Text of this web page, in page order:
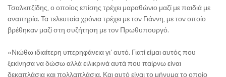
Τσαλκιτζίδης, ο οποίος επίσης τρέχει μαραθώνιο μαζί με παιδιά με
αναπηρία. Τα τελευταία χρόνια τρέχει με τον Γιάννη, με τον οποίο
βρέθηκαν μαζί στη συζήτηση με τον Πρωθυπουργό.
«Νιώθω ιδιαίτερη υπερηφάνεια γι’ αυτό. Γιατί είμαι αυτός που
ξεκίνησα να δώσω αλλά ειλικρινά αυτά που παίρνω είναι
δεκαπλάσια και πολλαπλάσια. Και αυτό είναι το μήνυμα το οποίο